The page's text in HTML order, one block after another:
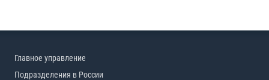
Главное управление
Подразделения в России